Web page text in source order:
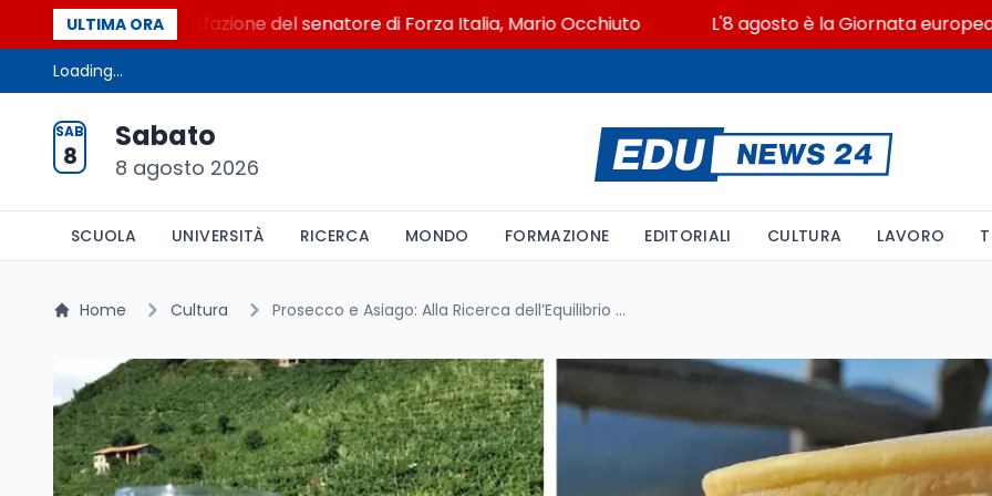
ULTIMA ORA
La soddisfazione del senatore di Forza Italia, Mario Occhiuto L'8 agosto è la Giornata europea in
Loading...
SAB
8
Sabato
8 agosto 2026
SCUOLA UNIVERSITÀ RICERCA MONDO FORMAZIONE EDITORIALI CULTURA LAVORO
Home Cultura Prosecco e Asiago: Alla Ricerca dell’Equilibrio Perfetto nell’Abbinamento tramite Analisi Sensoriale